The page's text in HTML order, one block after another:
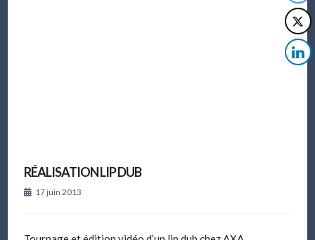
RÉALISATION LIP DUB
17 juin 2013